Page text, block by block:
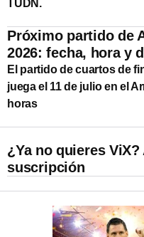
TUDN.
Próximo partido de
2026: fecha, hora y
El partido de cuartos de
juega el 11 de julio en el
horas
¿Ya no quieres
suscripción